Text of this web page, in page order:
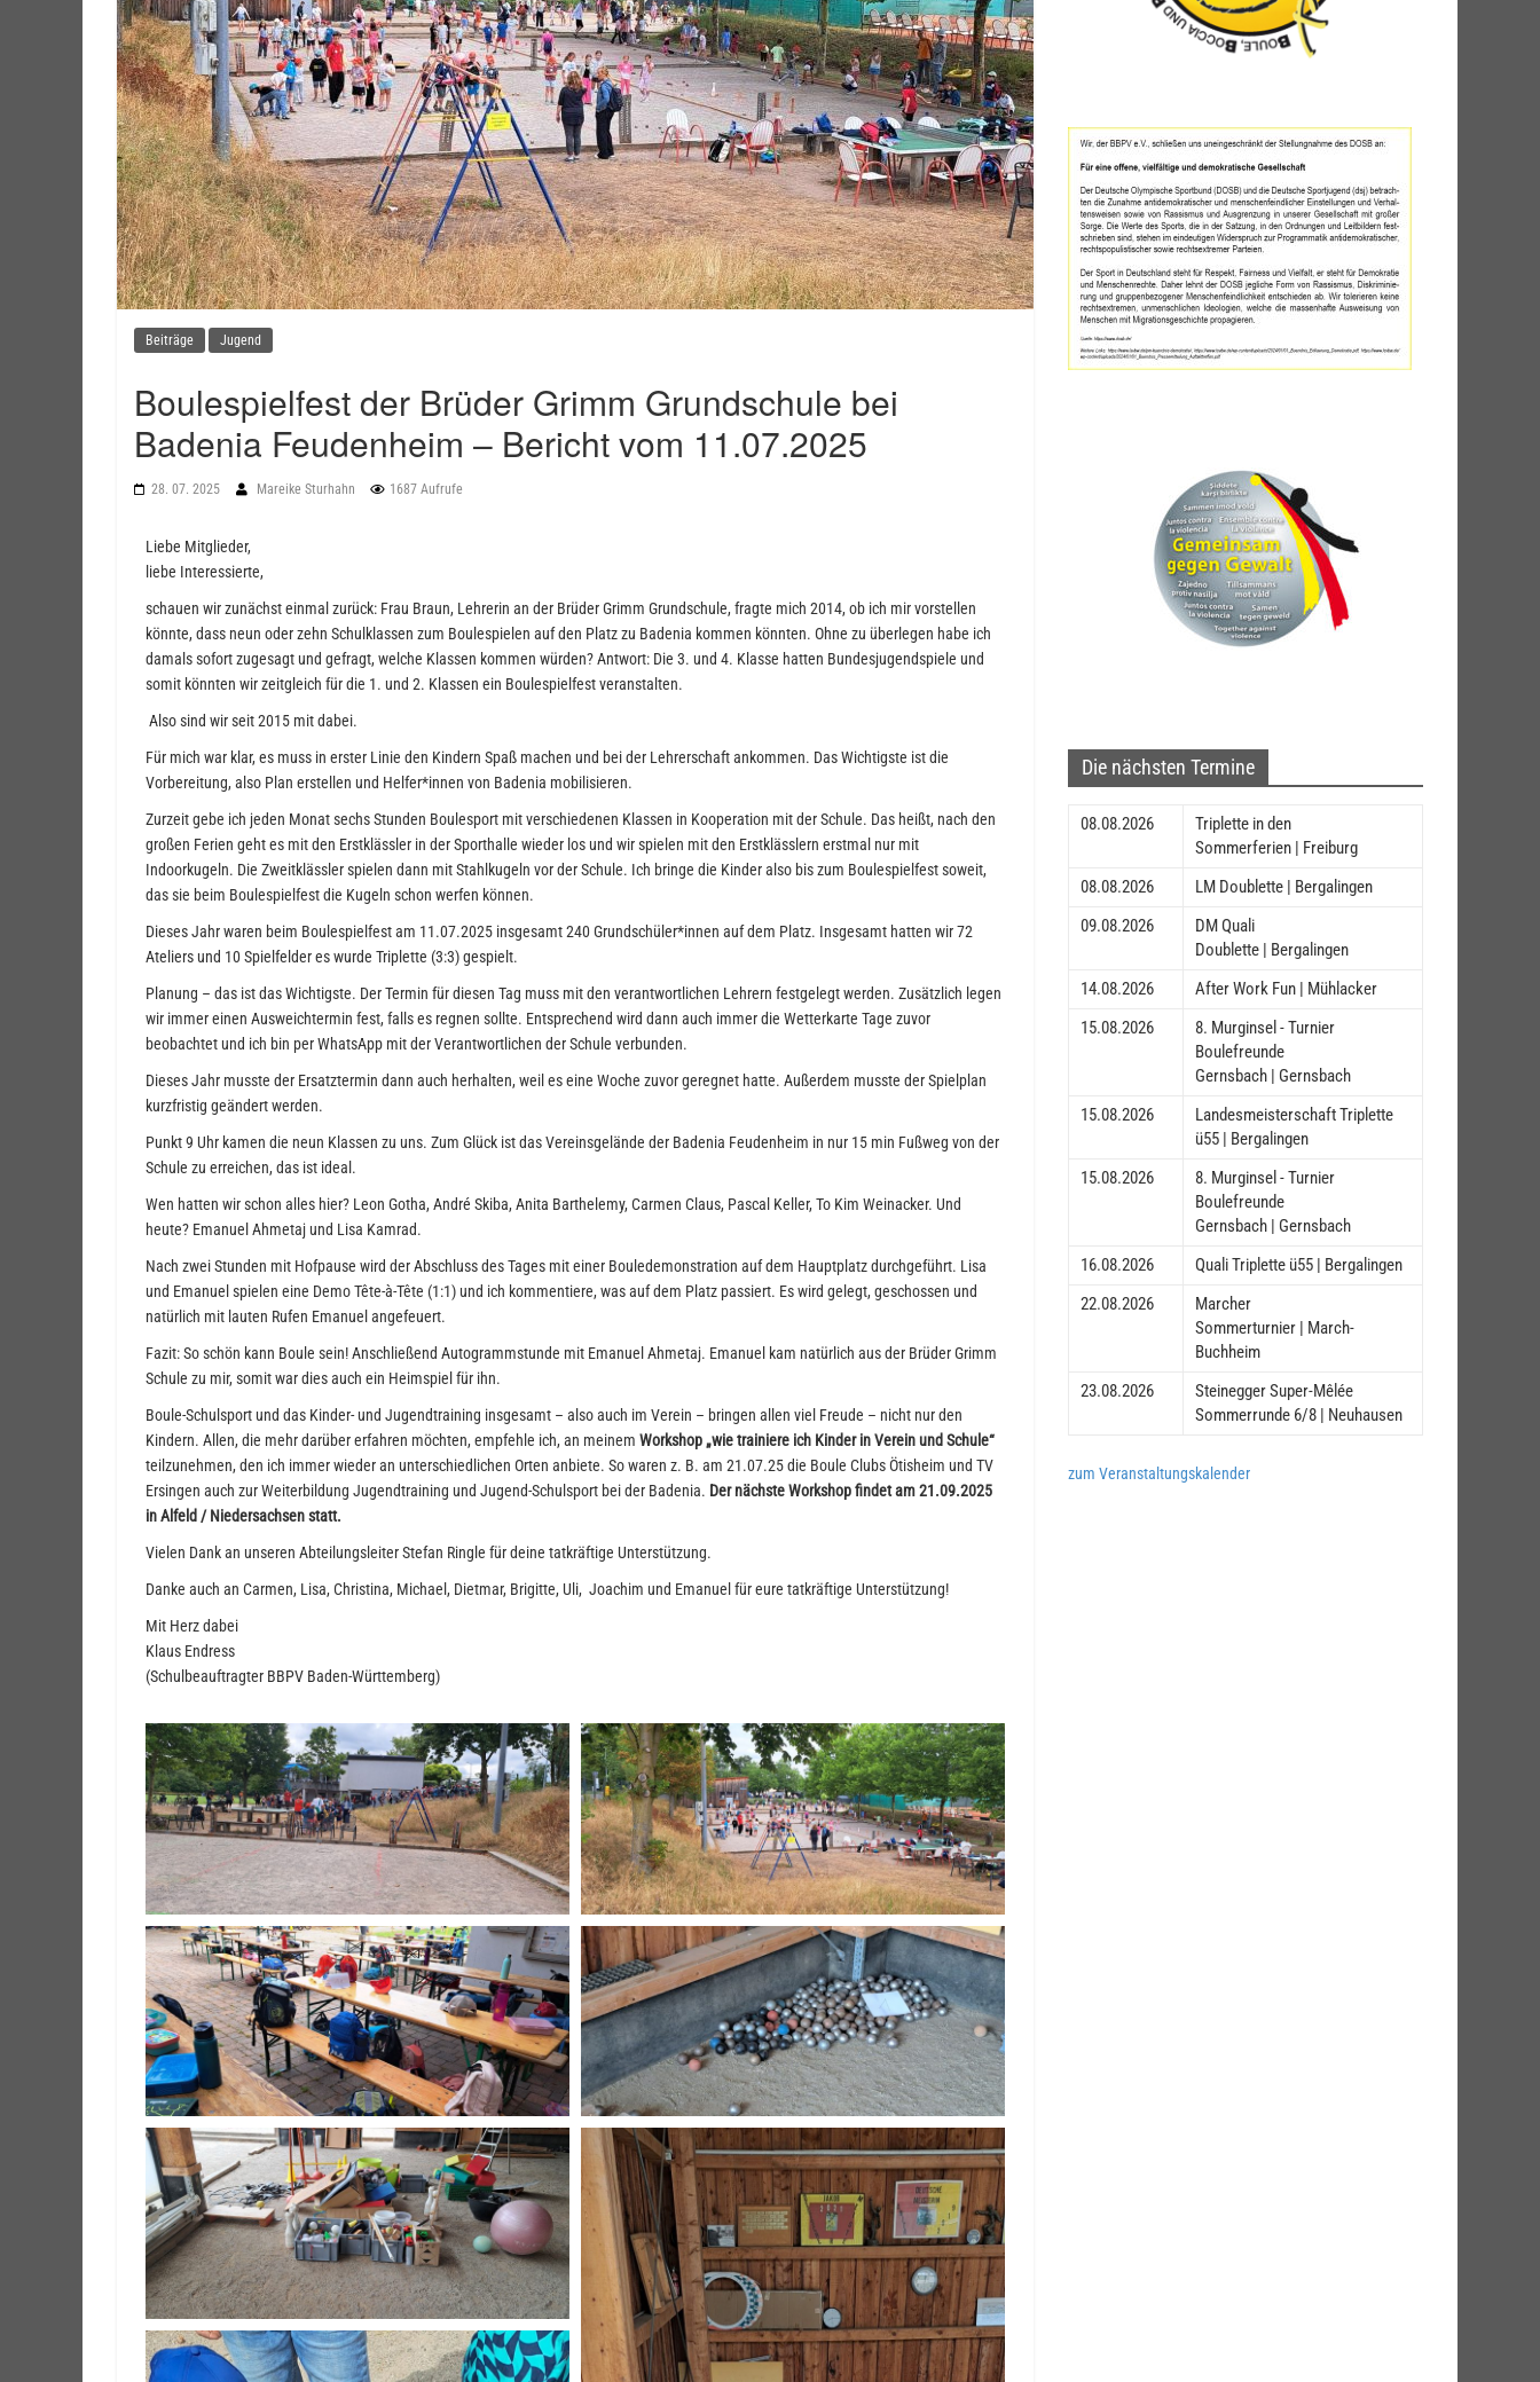
Beiträge Jugend
Boulespielfest der Brüder Grimm Grundschule bei
Badenia Feudenheim – Bericht vom 11.07.2025
28. 07. 2025 Mareike Sturhahn 1687 Aufrufe
Liebe Mitglieder,
liebe Interessierte,
schauen wir zunächst einmal zurück: Frau Braun, Lehrerin an der Brüder Grimm Grundschule, fragte mich 2014, ob ich mir vorstellen
könnte, dass neun oder zehn Schulklassen zum Boulespielen auf den Platz zu Badenia kommen könnten. Ohne zu überlegen habe ich
damals sofort zugesagt und gefragt, welche Klassen kommen würden? Antwort: Die 3. und 4. Klasse hatten Bundesjugendspiele und
somit könnten wir zeitgleich für die 1. und 2. Klassen ein Boulespielfest veranstalten.
Also sind wir seit 2015 mit dabei.
Für mich war klar, es muss in erster Linie den Kindern Spaß machen und bei der Lehrerschaft ankommen. Das Wichtigste ist die
Vorbereitung, also Plan erstellen und Helfer*innen von Badenia mobilisieren.
Zurzeit gebe ich jeden Monat sechs Stunden Boulesport mit verschiedenen Klassen in Kooperation mit der Schule. Das heißt, nach den
großen Ferien geht es mit den Erstklässler in der Sporthalle wieder los und wir spielen mit den Erstklässlern erstmal nur mit
Indoorkugeln. Die Zweitklässler spielen dann mit Stahlkugeln vor der Schule. Ich bringe die Kinder also bis zum Boulespielfest soweit,
das sie beim Boulespielfest die Kugeln schon werfen können.
Dieses Jahr waren beim Boulespielfest am 11.07.2025 insgesamt 240 Grundschüler*innen auf dem Platz. Insgesamt hatten wir 72
Ateliers und 10 Spielfelder es wurde Triplette (3:3) gespielt.
Planung – das ist das Wichtigste. Der Termin für diesen Tag muss mit den verantwortlichen Lehrern festgelegt werden. Zusätzlich legen
wir immer einen Ausweichtermin fest, falls es regnen sollte. Entsprechend wird dann auch immer die Wetterkarte Tage zuvor
beobachtet und ich bin per WhatsApp mit der Verantwortlichen der Schule verbunden.
Dieses Jahr musste der Ersatztermin dann auch herhalten, weil es eine Woche zuvor geregnet hatte. Außerdem musste der Spielplan
kurzfristig geändert werden.
Punkt 9 Uhr kamen die neun Klassen zu uns. Zum Glück ist das Vereinsgelände der Badenia Feudenheim in nur 15 min Fußweg von der
Schule zu erreichen, das ist ideal.
Wen hatten wir schon alles hier? Leon Gotha, André Skiba, Anita Barthelemy, Carmen Claus, Pascal Keller, To Kim Weinacker. Und
heute? Emanuel Ahmetaj und Lisa Kamrad.
Nach zwei Stunden mit Hofpause wird der Abschluss des Tages mit einer Bouledemonstration auf dem Hauptplatz durchgeführt. Lisa
und Emanuel spielen eine Demo Tête-à-Tête (1:1) und ich kommentiere, was auf dem Platz passiert. Es wird gelegt, geschossen und
natürlich mit lauten Rufen Emanuel angefeuert.
Fazit: So schön kann Boule sein! Anschließend Autogrammstunde mit Emanuel Ahmetaj. Emanuel kam natürlich aus der Brüder Grimm
Schule zu mir, somit war dies auch ein Heimspiel für ihn.
Boule-Schulsport und das Kinder- und Jugendtraining insgesamt – also auch im Verein – bringen allen viel Freude – nicht nur den
Kindern. Allen, die mehr darüber erfahren möchten, empfehle ich, an meinem Workshop „wie trainiere ich Kinder in Verein und Schule“
teilzunehmen, den ich immer wieder an unterschiedlichen Orten anbiete. So waren z. B. am 21.07.25 die Boule Clubs Ötisheim und TV
Ersingen auch zur Weiterbildung Jugendtraining und Jugend-Schulsport bei der Badenia. Der nächste Workshop findet am 21.09.2025
in Alfeld / Niedersachsen statt.
Vielen Dank an unseren Abteilungsleiter Stefan Ringle für deine tatkräftige Unterstützung.
Danke auch an Carmen, Lisa, Christina, Michael, Dietmar, Brigitte, Uli, Joachim und Emanuel für eure tatkräftige Unterstützung!
Mit Herz dabei
Klaus Endress
(Schulbeauftragter BBPV Baden-Württemberg)
Die nächsten Termine
08.08.2026
Triplette in den
Sommerferien | Freiburg
08.08.2026
LM Doublette | Bergalingen
09.08.2026
DM Quali
Doublette | Bergalingen
14.08.2026
After Work Fun | Mühlacker
15.08.2026
8. Murginsel - Turnier
Boulefreunde
Gernsbach | Gernsbach
15.08.2026
Landesmeisterschaft Triplette
ü55 | Bergalingen
15.08.2026
8. Murginsel - Turnier
Boulefreunde
Gernsbach | Gernsbach
16.08.2026
Quali Triplette ü55 | Bergalingen
22.08.2026
Marcher
Sommerturnier | March-
Buchheim
23.08.2026
Steinegger Super-Mêlée
Sommerrunde 6/8 | Neuhausen
zum Veranstaltungskalender